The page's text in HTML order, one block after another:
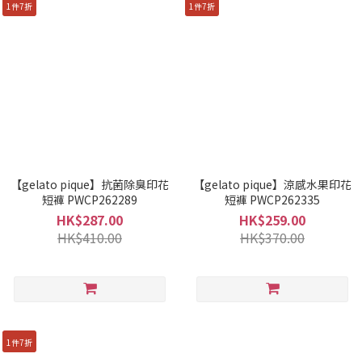
1件7折
【gelato pique】抗菌除臭印花
短褲 PWCP262289
HK$287.00
HK$410.00
1件7折
【gelato pique】涼感水果印花
短褲 PWCP262335
HK$259.00
HK$370.00
1件7折